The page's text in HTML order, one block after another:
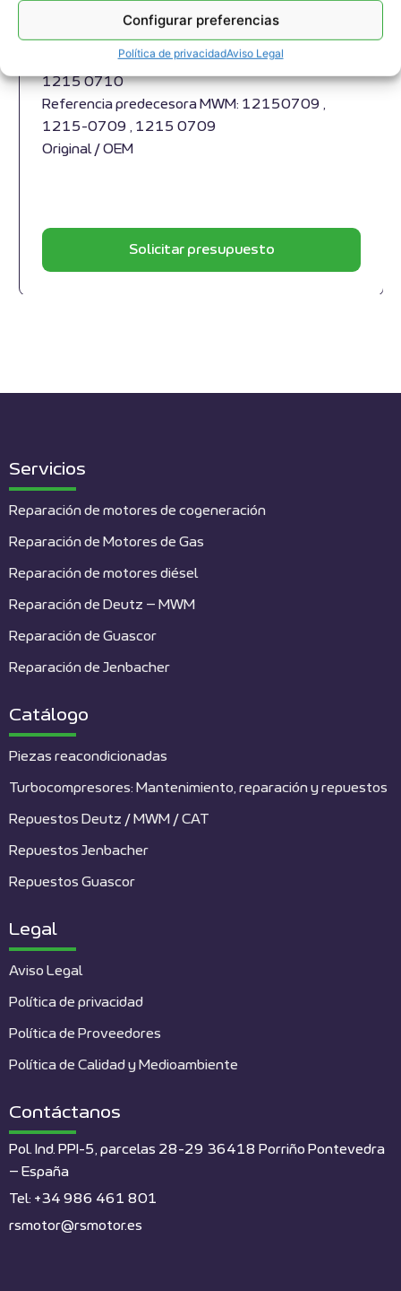
Configurar preferencias
Política de privacidadAviso Legal
Apropiado para motores MWM y modelos TBG
604 , TBG 620 , TCG 2020 , CG 170
Referencia MWM: 12150710 , 1215-0710 ,
1215 0710
Referencia predecesora MWM: 12150709 ,
1215-0709 , 1215 0709
Original / OEM
Solicitar presupuesto
Servicios
Reparación de motores de cogeneración
Reparación de Motores de Gas
Reparación de motores diésel
Reparación de Deutz – MWM
Reparación de Guascor
Reparación de Jenbacher
Catálogo
Piezas reacondicionadas
Turbocompresores: Mantenimiento, reparación y repuestos
Repuestos Deutz / MWM / CAT
Repuestos Jenbacher
Repuestos Guascor
Legal
Aviso Legal
Política de privacidad
Política de Proveedores
Política de Calidad y Medioambiente
Contáctanos
Pol. Ind. PPI-5, parcelas 28-29 36418 Porriño Pontevedra
– España
Tel: +34 986 461 801
rsmotor@rsmotor.es